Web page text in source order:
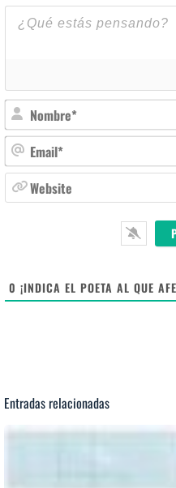
0 ¡INDICA EL POETA AL QUE
Entradas relacionadas